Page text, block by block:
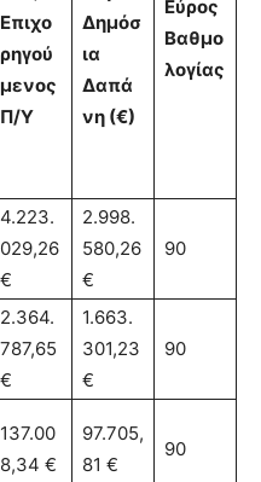
Επιχο
ρηγού
μενος
Π/Υ
Δημόσ
ια
Δαπά
νη (€)
Εύρος
Βαθμο
λογίας
4.223.
029,26
€
2.998.
580,26
€
90
2.364.
787,65
€
1.663.
301,23
€
90
137.00
8,34 €
97.705,
81 €
90